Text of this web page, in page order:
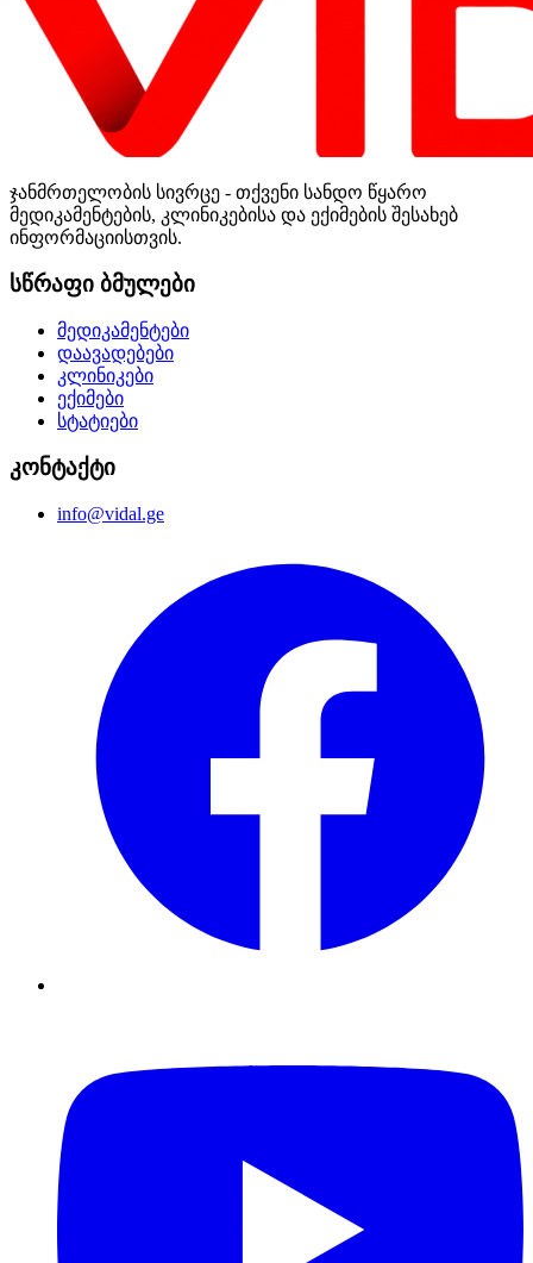
ჯანმრთელობის სივრცე - თქვენი სანდო წყარო
მედიკამენტების, კლინიკებისა და ექიმების შესახებ
ინფორმაციისთვის.
სწრაფი ბმულები
მედიკამენტები
დაავადებები
კლინიკები
ექიმები
სტატიები
კონტაქტი
info@vidal.ge